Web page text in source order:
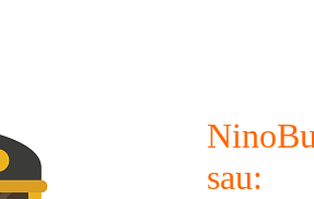
sau: